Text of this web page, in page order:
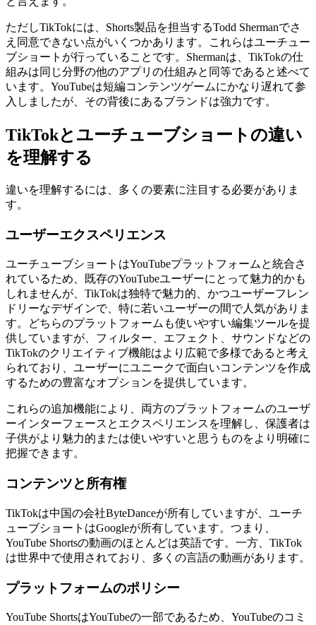
ただしTikTokには、Shorts製品を担当するTodd Shermanでさ
え同意できない点がいくつかあります。これらはユーチュー
ブショートが行っていることです。Shermanは、TikTokの仕
組みは同じ分野の他のアプリの仕組みと同等であると述べて
います。YouTubeは短編コンテンツゲームにかなり遅れて参
入しましたが、その背後にあるブランドは強力です。
TikTokとユーチューブショートの違い
を理解する
違いを理解するには、多くの要素に注目する必要がありま
す。
ユーザーエクスペリエンス
ユーチューブショートはYouTubeプラットフォームと統合さ
れているため、既存のYouTubeユーザーにとって魅力的かも
しれませんが、TikTokは独特で魅力的、かつユーザーフレン
ドリーなデザインで、特に若いユーザーの間で人気がありま
す。どちらのプラットフォームも使いやすい編集ツールを提
供していますが、フィルター、エフェクト、サウンドなどの
TikTokのクリエイティブ機能はより広範で多様であると考え
られており、ユーザーにユニークで面白いコンテンツを作成
するための豊富なオプションを提供しています。
これらの追加機能により、両方のプラットフォームのユーザ
ーインターフェースとエクスペリエンスを理解し、保護者は
子供がより魅力的または使いやすいと思うものをより明確に
把握できます。
コンテンツと所有権
TikTokは中国の会社ByteDanceが所有していますが、ユーチ
ューブショートはGoogleが所有しています。つまり、
YouTube Shortsの動画のほとんどは英語です。一方、TikTok
は世界中で使用されており、多くの言語の動画があります。
プラットフォームのポリシー
YouTube ShortsはYouTubeの一部であるため、YouTubeのコミ